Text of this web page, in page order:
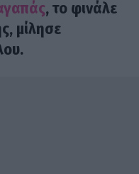
, το φινάλε
μίλησε